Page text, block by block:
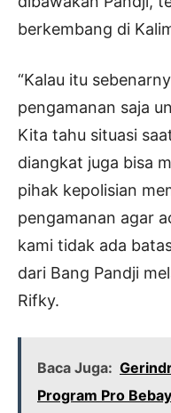
berkembang di
“Kalau itu
pengamanan saja
Kita tahu situasi
diangkat juga bisa
pihak kepolisian
pengamanan agar
kami tidak ada
dari Bang Pandji
Rifky.
Baca Juga:
Program Pro